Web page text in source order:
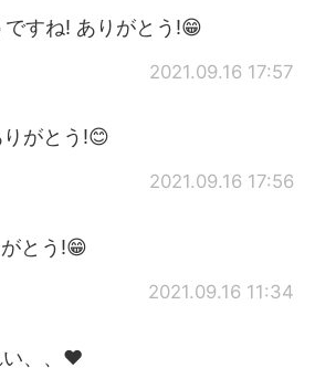
ですね! ありがとう!😁
2021.09.16 17:57
りがとう!😊
2021.09.16 17:56
とう!😁
2021.09.16 11:34
い、、❤️